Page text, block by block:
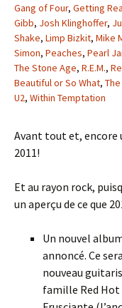
Gang of Four, Getting
Gibb, Josh Klinghoffer,
Shake, Limp Bizkit, Mike
Simon, Peaches, Pearl
The Stone Age, R.E.M.,
Beautiful or So What,
U2, Within Temptation
Avant tout et, encore
2011!
Et au rayon rock,
un aperçu de ce que
Un nouvel
annoncé. Ce
nouveau
famille Red